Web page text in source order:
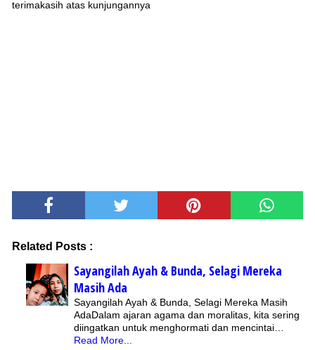
terimakasih atas kunjungannya
Related Posts :
Sayangilah Ayah & Bunda, Selagi Mereka
Masih Ada
Sayangilah Ayah & Bunda, Selagi Mereka Masih
AdaDalam ajaran agama dan moralitas, kita sering
diingatkan untuk menghormati dan mencintai…
Read More...